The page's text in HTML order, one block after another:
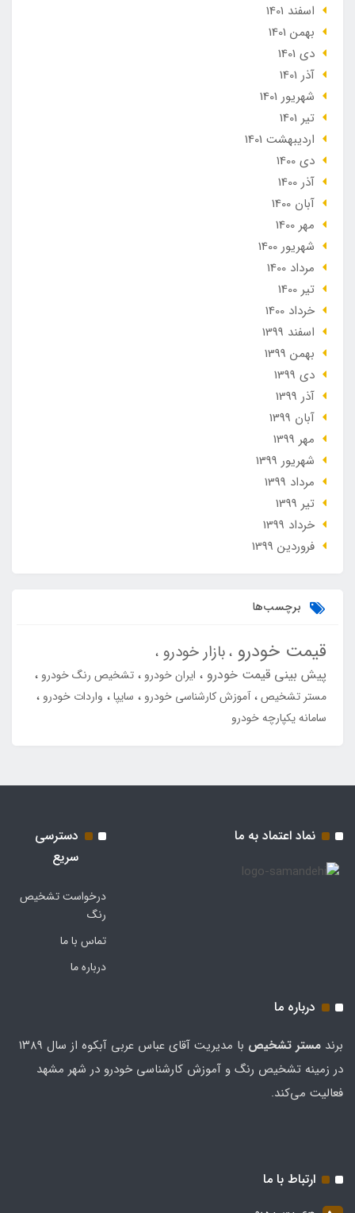
اسفند 1401
بهمن 1401
دی 1401
آذر 1401
شهریور 1401
تير 1401
ارديبهشت 1401
دی 1400
آذر 1400
آبان 1400
مهر 1400
شهریور 1400
مرداد 1400
تير 1400
خرداد 1400
اسفند 1399
بهمن 1399
دی 1399
آذر 1399
آبان 1399
مهر 1399
شهریور 1399
مرداد 1399
تير 1399
خرداد 1399
فروردین 1399
برچسب‌ها
قیمت خودرو بازار خودرو
پیش بینی قیمت خودرو ایران خودرو
تشخیص رنگ خودرو
مستر تشخیص آموزش کارشناسی خودرو سایپا
واردات خودرو
سامانه یکپارچه خودرو
نماد اعتماد به ما
دسترسی
سریع
درخواست تشخیص
رنگ
تماس با ما
درباره ما
درباره ما
برند مستر تشخيص
با مدیریت آقای عباس عربی آبکوه از سال ۱۳۸۹
در زمینه تشخیص رنگ و آموزش کارشناسی خودرو در شهر مشهد
فعالیت می‌کند.
ارتباط با ما